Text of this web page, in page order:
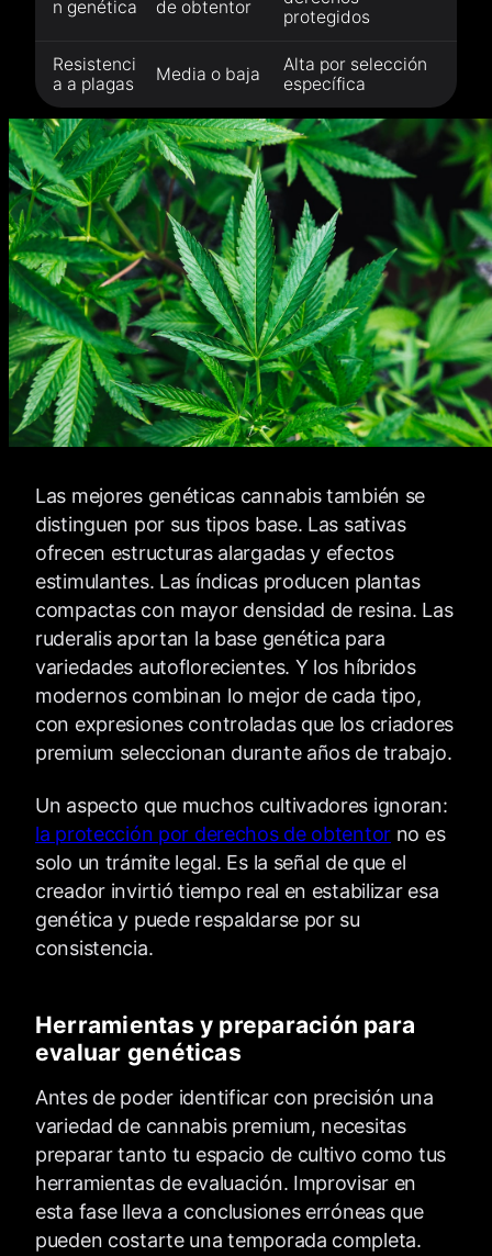
n genética de obtentor
protegidos
Resistenci
a a plagas
Media o baja
Alta por selección
específica
Las mejores genéticas cannabis también se
distinguen por sus tipos base. Las sativas
ofrecen estructuras alargadas y efectos
estimulantes. Las índicasproducen plantas
compactas con mayor densidad de resina. Las
ruderalisaportan la base genética para
variedades autoflorecientes. Y los híbridos
modernos combinan lo mejor de cada tipo,
con expresiones controladas que los criadores
premium seleccionan durante años de trabajo.
Un aspecto que muchos cultivadores ignoran:
la protección por derechos de obtentor no es
solo un trámite legal. Es la señal de que el
creador invirtió tiempo real en estabilizar esa
genética y puede respaldarse por su
consistencia.
Herramientas y preparación para
evaluar genéticas
Antes de poder identificar con precisión una
variedad de cannabis premium, necesitas
preparar tanto tu espacio de cultivo como tus
herramientas de evaluación. Improvisar en
esta fase lleva a conclusiones erróneas que
pueden costarte una temporada completa.